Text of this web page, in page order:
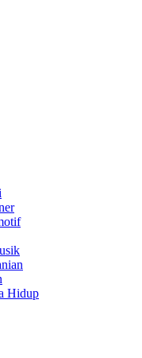
Hidup